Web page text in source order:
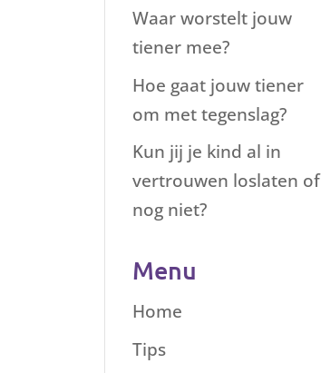
Waar worstelt jouw
tiener mee?
Hoe gaat jouw tiener
om met tegenslag?
Kun jij je kind al in
vertrouwen loslaten of
nog niet?
Menu
Home
Tips